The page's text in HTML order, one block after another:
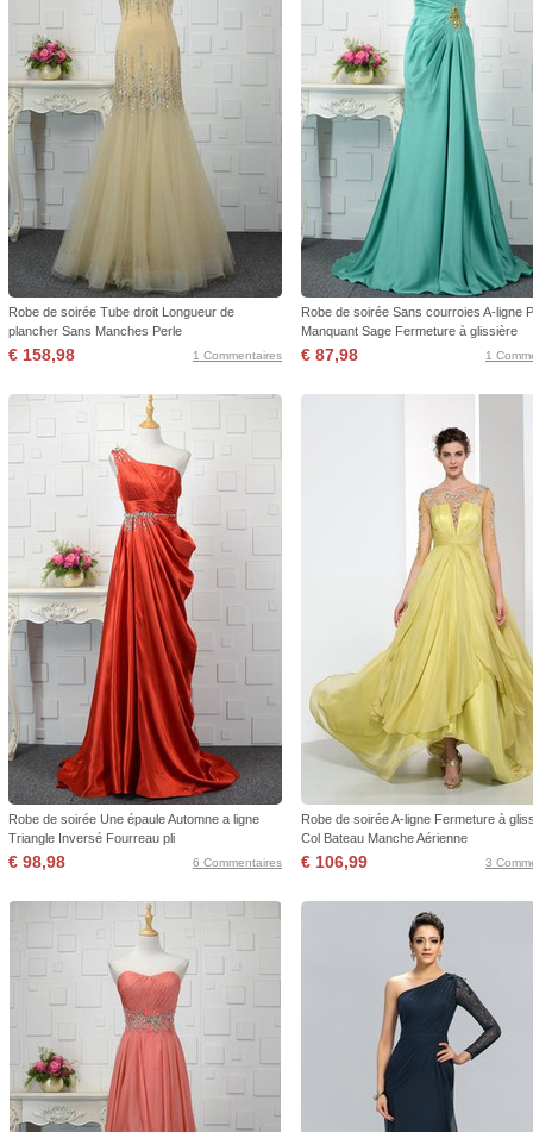
Robe de soirée Tube droit Longueur de
plancher Sans Manches Perle
€ 158,98 1 Commentaires
Robe de soirée Sans courroies A-ligne
Manquant Sage Fermeture à glissière
€ 87,98 1
Robe de soirée Une épaule Automne a ligne
Triangle Inversé Fourreau pli
€ 98,98 6 Commentaires
Robe de soirée A-ligne Fermeture à
Col Bateau Manche Aérienne
€ 106,99 3